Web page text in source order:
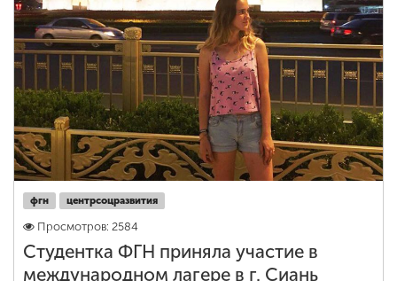
фгн центрсоцразвития
Просмотров: 2584
Студентка ФГН приняла участие в
международном лагере в г. Сиань